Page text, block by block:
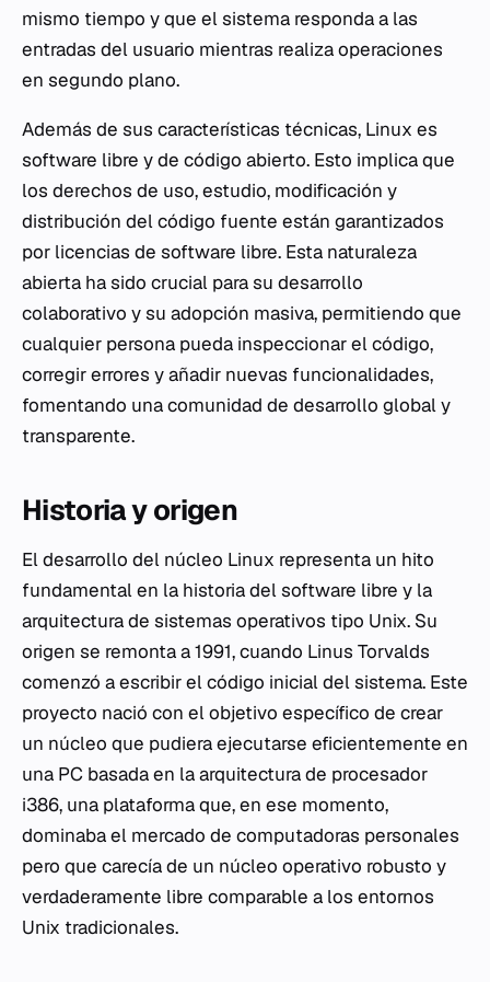
mismo tiempo y que el sistema responda a las
entradas del usuario mientras realiza operaciones
en segundo plano.
Además de sus características técnicas, Linux es
software libre y de código abierto. Esto implica que
los derechos de uso, estudio, modificación y
distribución del código fuente están garantizados
por licencias de software libre. Esta naturaleza
abierta ha sido crucial para su desarrollo
colaborativo y su adopción masiva, permitiendo que
cualquier persona pueda inspeccionar el código,
corregir errores y añadir nuevas funcionalidades,
fomentando una comunidad de desarrollo global y
transparente.
Historia y origen
El desarrollo del núcleo Linux representa un hito
fundamental en la historia del software libre y la
arquitectura de sistemas operativos tipo Unix. Su
origen se remonta a 1991, cuando Linus Torvalds
comenzó a escribir el código inicial del sistema. Este
proyecto nació con el objetivo específico de crear
un núcleo que pudiera ejecutarse eficientemente en
una PC basada en la arquitectura de procesador
i386, una plataforma que, en ese momento,
dominaba el mercado de computadoras personales
pero que carecía de un núcleo operativo robusto y
verdaderamente libre comparable a los entornos
Unix tradicionales.